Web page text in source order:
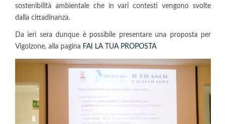
sostenibilità ambientale che in vari contesti vengono svolte
dalla cittadinanza.
Da ieri sera dunque è possibile presentare una proposta per
Vigolzone, alla pagina FAI LA TUA PROPOSTA